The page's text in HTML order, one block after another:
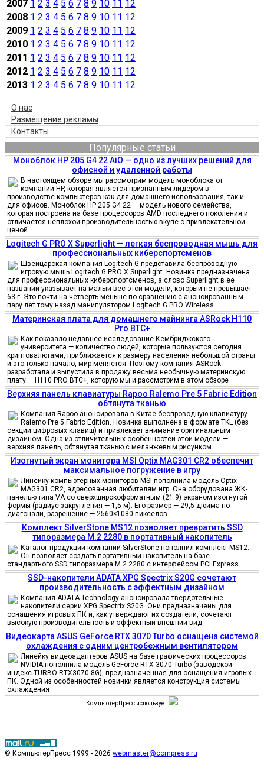
2007 1 2 3 4 5 6 7 8 9 10 11 12
2008 1 2 3 4 5 6 7 8 9 10 11 12
2009 1 2 3 4 5 6 7 8 9 10 11 12
2010 1 2 3 4 5 6 7 8 9 10 11 12
2011 1 2 3 4 5 6 7 8 9 10 11 12
2012 1 2 3 4 5 6 7 8 9 10 11 12
2013 1 2 3 4 5 6 7 8 9 10 11 12
О нас
Размещение рекламы
Контакты
Популярные статьи
Моноблок HP 205 G4 22 AiO — одно из лучших решений для
офисной и удаленной работы
В настоящем обзоре мы рассмотрим модель моноблока от
компании HP, которая является признанным лидером в
производстве компьютеров как для домашнего использования, так и
для офисов. Моноблок HP 205 G4 22 — модель нового семейства,
которая построена на базе процессоров AMD последнего поколения и
отличается неплохой производительностью вкупе с привлекательной
ценой
Logitech G PRO X Superlight — легкая беспроводная мышь для
профессиональных киберспортсменов
Швейцарская компания Logitech G представила беспроводную
игровую мышь Logitech G PRO X Superlight. Новинка предназначена
для профессиональных киберспортсменов, а слово Superlight в ее
названии указывает на малый вес этой модели, который не превышает
63 г. Это почти на четверть меньше по сравнению с анонсированным
пару лет тому назад манипулятором Logitech G PRO Wireless
Материнская плата для домашнего майнинга ASRock H110
Pro BTC+
Как показало недавнее исследование Кембриджского
университета — количество людей, которые пользуются сегодня
криптовалютами, приближается к размеру населения небольшой страны
и это только начало, мир меняется. Поэтому компания ASRock
разработала и выпустила в продажу весьма необычную материнскую
плату — H110 PRO BTC+, которую мы и рассмотрим в этом обзоре
Верхняя панель клавиатуры Rapoo Ralemo Pre 5 Fabric Edition
обтянута тканью
Компания Rapoo анонсировала в Китае беспроводную клавиатуру
Ralemo Pre 5 Fabric Edition. Новинка выполнена в формате TKL (без
секции цифровых клавиш) и привлекает внимание оригинальным
дизайном. Одна из отличительных особенностей этой модели —
верхняя панель, обтянутая тканью с меланжевым рисунком
Изогнутый экран монитора MSI Optix MAG301 CR2 обеспечит
максимальное погружение в игру
Линейку компьютерных мониторов MSI пополнила модель Optix
MAG301 CR2, адресованная любителям игр. Она оборудована ЖК-
панелью типа VA со сверхширокоформатным (21:9) экраном изогнутой
формы (радиус закругления — 1,5 м). Его размер — 29,5 дюйма по
диагонали, разрешение — 2560×1080 пикселов
Комплект SilverStone MS12 позволяет превратить SSD
типоразмера M.2 2280 в портативный накопитель
Каталог продукции компании SilverStone пополнил комплект MS12.
Он позволяет создать портативный накопитель на базе
стандартного SSD типоразмера M.2 2280 с интерфейсом PCI Express
SSD-накопители ADATA XPG Spectrix S20G сочетают
производительность с эффектным дизайном
Компания ADATA Technology анонсировала твердотельные
накопители серии XPG Spectrix S20G. Они предназначены для
оснащения игровых ПК и, как утверждают их создатели, сочетают
высокую производительность и эффектный внешний вид
Видеокарта ASUS GeForce RTX 3070 Turbo оснащена системой
охлаждения с одним центробежным вентилятором
Линейку видеоадаптеров ASUS на базе графических процессоров
NVIDIA пополнила модель GeForce RTX 3070 Turbo (заводской
индекс TURBO-RTX3070-8G), предназначенная для оснащения игровых
ПК. Одной из особенностей новинки является конструкция системы
охлаждения
КомпьютерПресс использует
© КомпьютерПресс 1999 - 2026 webmaster@compress.ru